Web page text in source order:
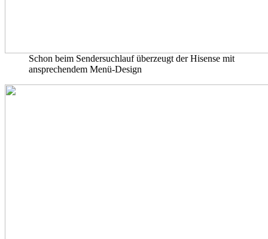
Schon beim Sendersuchlauf überzeugt der Hisense mit
ansprechendem Menü-Design